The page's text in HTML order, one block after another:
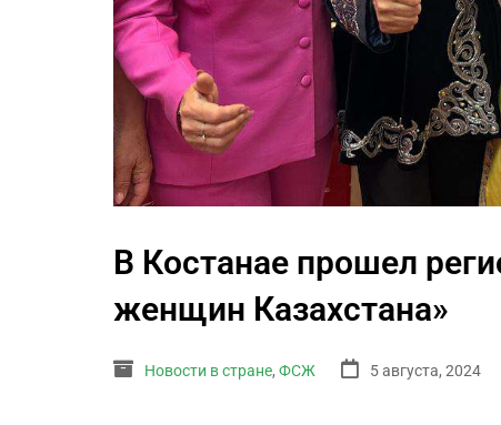
В Костанае прошел
женщин Казахстана»
Новости в стране, ФСЖ 5 августа, 2024